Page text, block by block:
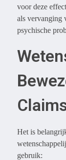
voor deze
als vervanging
psychische
Het is
gebruik: